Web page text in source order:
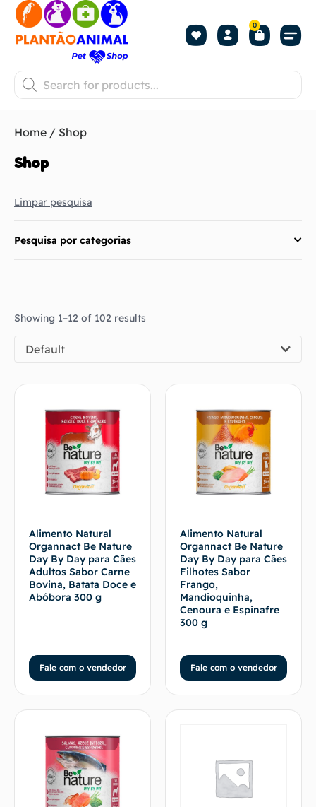
0
Home / Shop
Shop
Limpar pesquisa
Pesquisa por categorias
Showing 1–12 of 102 results
Default
Alimento Natural
Organnact Be Nature
Day By Day para Cães
Adultos Sabor Carne
Bovina, Batata Doce e
Abóbora 300 g
Fale com o vendedor
Alimento Natural
Organnact Be Nature
Day By Day para Cães
Filhotes Sabor
Frango,
Mandioquinha,
Cenoura e Espinafre
300 g
Fale com o vendedor